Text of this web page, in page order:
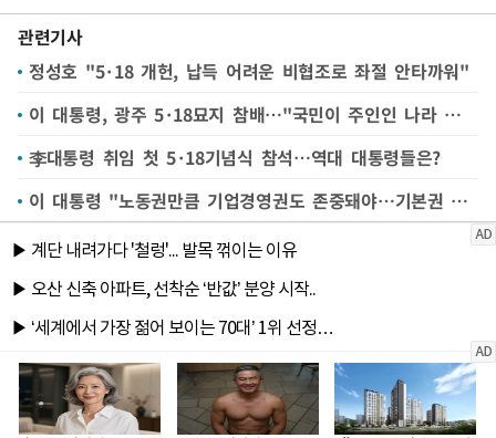
관련기사
정성호 "5·18 개헌, 납득 어려운 비협조로 좌절 안타까워"
이 대통령, 광주 5·18묘지 참배…"국민이 주인인 나라 만들겠다"(종합)
李대통령 취임 첫 5·18기념식 참석…역대 대통령들은?
이 대통령 "노동권만큼 기업경영권도 존중돼야…기본권 공공복리 등 위해 제한 될 수 있어"(종합)